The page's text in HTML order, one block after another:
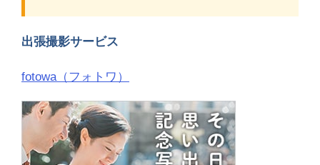
出張撮影サービス
fotowa（フォトワ）